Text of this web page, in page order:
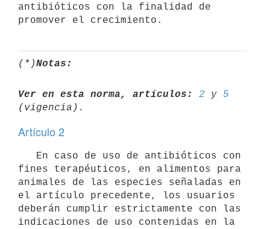
antibióticos con la finalidad de
(*)Notas:
Ver en esta norma, artículos: 2 y 5
Artículo 2
fines terapéuticos, en alimentos para
animales de las especies señaladas en
el artículo precedente, los usuarios
deberán cumplir estrictamente con las
indicaciones de uso contenidas en la